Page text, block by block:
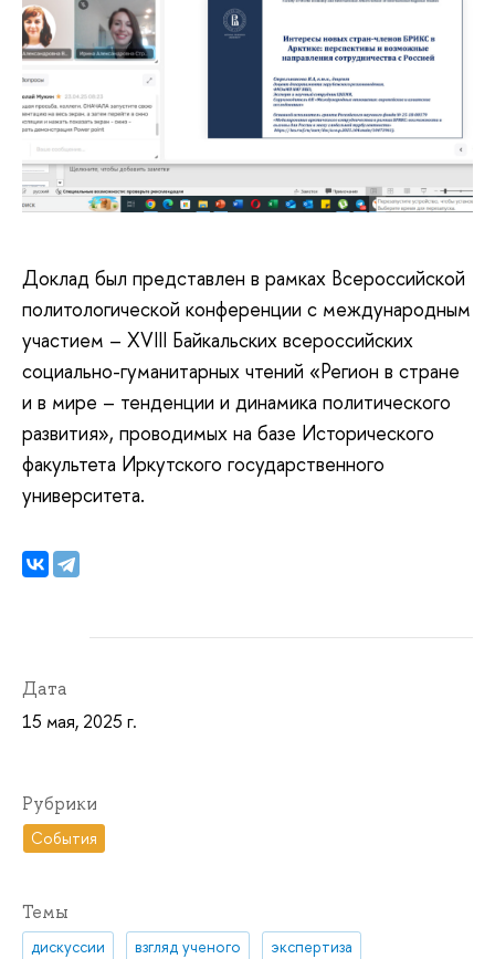
Доклад был представлен в рамках Всероссийской
политологической конференции с международным
участием – XVIII Байкальских всероссийских
социально-гуманитарных чтений «Регион в стране
и в мире – тенденции и динамика политического
развития», проводимых на базе Исторического
факультета Иркутского государственного
университета.
Дата
15 мая, 2025 г.
Рубрики
События
Темы
дискуссии взгляд ученого экспертиза